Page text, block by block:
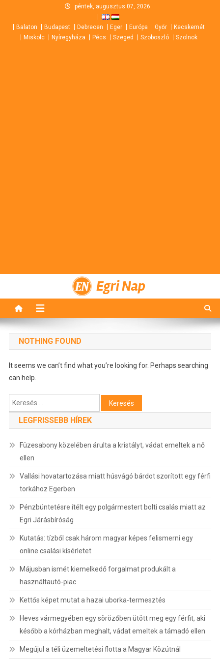
content
péntek, augusztus 07, 2026
Balaton Budapest Debrecen Eger Európa Győr
Kecskemét
Miskolc
Nyíregyháza Pécs Szeged Szoboszló Szolnok
Egri Nap
NOTHING FOUND
It seems we can’t find what you’re looking for. Perhaps searching
can help.
Keresés:
LEGFRISSEBB HÍREK
Füzesabony közelében árulta a kristályt, vádat emeltek a nő
ellen
Vallási hovatartozása miatt húsvágó bárdot szorított egy férfi
torkához Egerben
Pénzbüntetésre ítélt egy polgármestert bolti csalás miatt az
Egri Járásbíróság
Kutatás: tízből csak három magyar képes felismerni egy
online csalási kísérletet
Májusban ismét kiemelkedő forgalmat produkált a
használtautó-piac
Kettős képet mutat a hazai uborka-termesztés
Heves vármegyében egy sörözőben ütött meg egy férfit, aki
később a kórházban meghalt, vádat emeltek a támadó ellen
Megújul a téli üzemeltetési flotta a Magyar Közútnál